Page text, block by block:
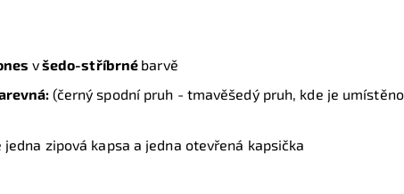
všedo-stříbrné barvě
(černý spodní pruh - tmavěšedý pruh, kde je
zipová kapsa a jedna otevřená kapsička